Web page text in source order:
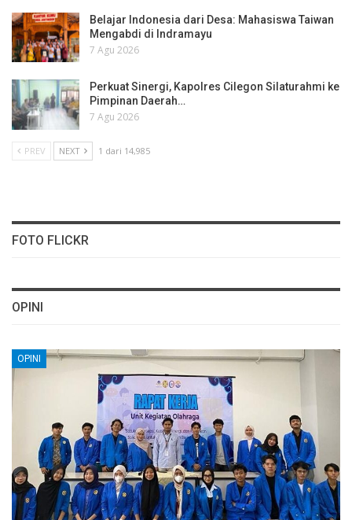
Belajar Indonesia dari Desa: Mahasiswa Taiwan
Mengabdi di Indramayu
7 Agu 2026
Perkuat Sinergi, Kapolres Cilegon Silaturahmi ke
Pimpinan Daerah…
7 Agu 2026
PREV NEXT 1 dari 14,985
FOTO FLICKR
OPINI
OPINI